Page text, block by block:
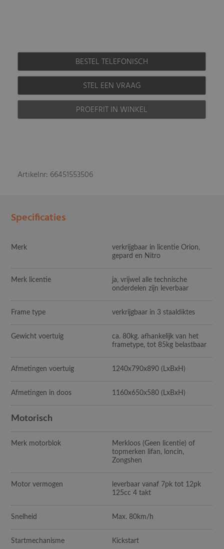
BESTEL TELEFONISCH
STEL EEN VRAAG
PROEFRIT IN WINKEL
Artikelnr: 66451553506
Specificaties
Merk
verkrijgbaar in licentie Orion,
gepard en Nitro
Merk licentie
ja, vrijwel alle technische
onderdelen zijn leverbaar
Frame type verkrijgbaar in 3 staaldiktes
Gewicht voertuig
ca. 80kg. afhankelijk van het
frametype, tot 85kg belastbaar
Afmetingen voertuig 1240x790x890 (LxBxH)
Afmetingen in doos 1160x650x580 (LxBxH)
Motorisch
Merk motorblok
Merkloos (Geen licentie) of
topmerken lifan, loncin,
Zongshen
Motor vermogen
leverbaar vanaf 7pk tot 12pk
125cc 4 takt
Snelheid Max. 80km/h
Startmechanisme Kickstart